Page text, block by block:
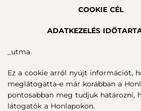
COOKIE CÉL
ADATKEZELÉS
_utma
Ez a cookie arról nyújt információt,
meglátogatta-e már korábban a
pontosabban meg tudjuk határozni,
látogatók a Honlapokon.